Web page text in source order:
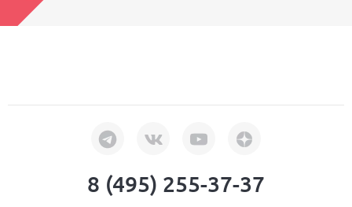
8 (495) 255-37-37